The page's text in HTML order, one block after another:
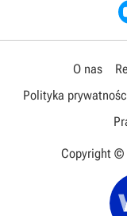
O nas
Polityka
Copyright ©